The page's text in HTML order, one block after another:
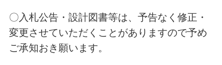
〇入札公告・設計図書等は、予告なく修正・
変更させていただくことがありますので予め
ご承知おき願います。